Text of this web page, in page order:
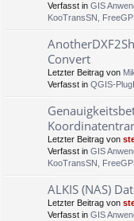
Verfasst in GIS
KooTransSN,
Convert
Letzter Beitrag von
Verfasst in QGIS-
Letzter Beitrag von
Verfasst in GIS
KooTransSN,
ALKIS (NAS)
Letzter Beitrag von
Verfasst in GIS